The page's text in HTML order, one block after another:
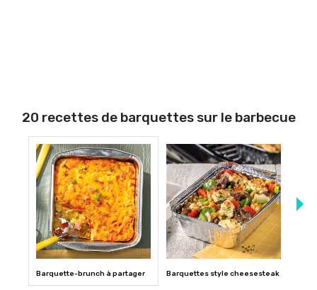
20 recettes de barquettes sur le barbecue
Barquette-brunch à partager Barquettes style cheesesteak